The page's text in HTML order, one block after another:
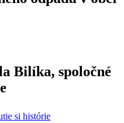
Bilíka, spoločné